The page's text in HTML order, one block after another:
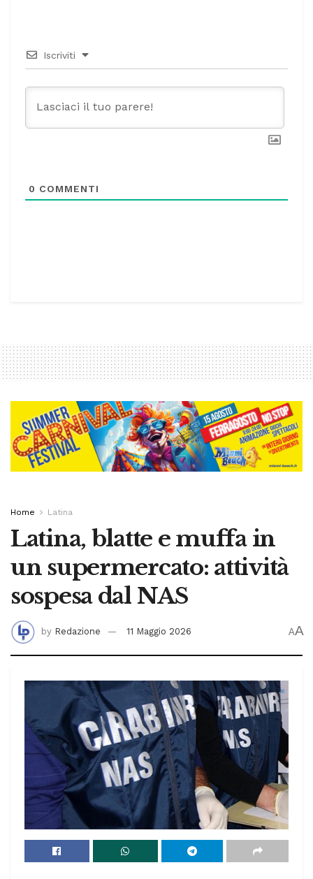
Iscriviti
0 COMMENTI
Home Latina
Latina, blatte e muffa in
un supermercato: attività
sospesa dal NAS
by Redazione 11 Maggio 2026 AA